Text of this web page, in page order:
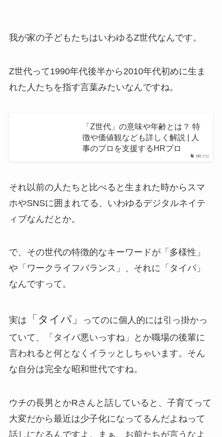
我が家の子どもたちはいわゆるZ世代なんです。
Z世代って1990年代後半から2010年代初めに生ま
れた人たちを指す言葉みたいなんですね。
HRプロ
「Z世代」の意味や年齢とは？ 特
徴や価値観なども詳しく解説 | 人
事のプロを支援するHRプロ
それ以前の人たちと比べると生まれた時からスマ
ホやSNSに囲まれてる、いわゆるデジタルネイテ
ィブなんだとか。
で、その世代の特徴的なキーワードが「多様性」
や「ワークライフバランス」、それに「タイパ」
なんですって。
実は 「タイパ」
ってのに個人的には引っ掛かっ
ていて、「タイパ悪いっすね」とか職場の後輩に
言われると何となくイラッとしちゃいます。そん
な自分は完全な昭和世代ですね。
ウチの長男とかRさんと話していると、子育てって
大変だから最近は少子化になってるんだよねって
話しになるんですよ。まぁ、お前たちが言うなよ